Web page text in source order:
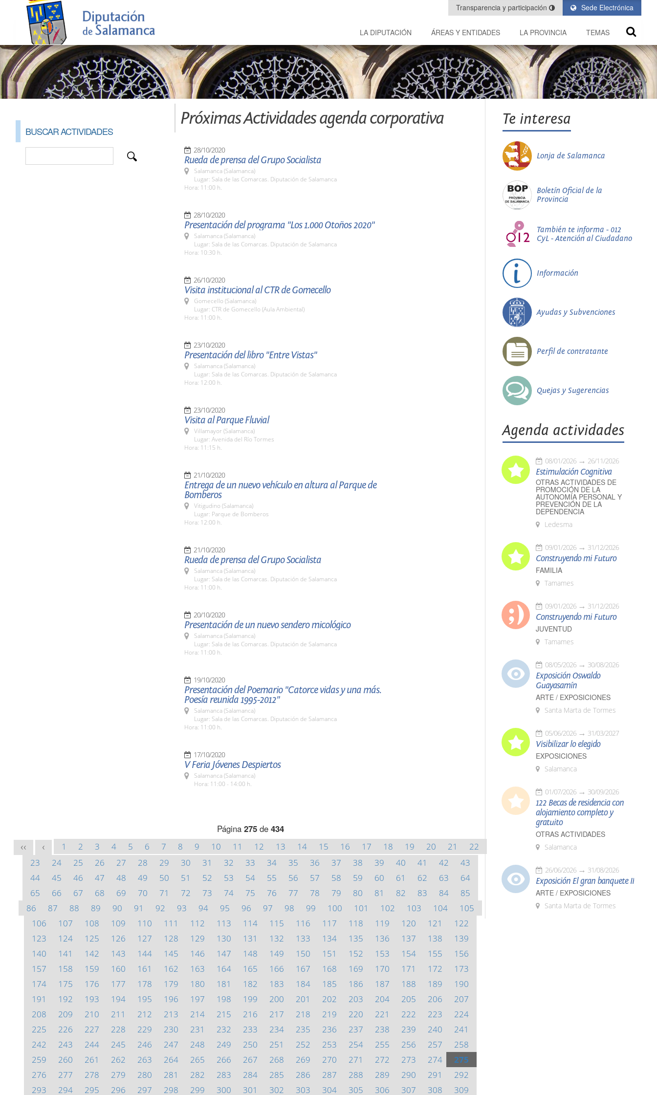
Sede Electrónica
Transparencia y participación
LA DIPUTACIÓN ÁREAS Y ENTIDADES LA PROVINCIA TEMAS
BUSCAR ACTIVIDADES
Próximas Actividades agenda corporativa
28/10/2020
Rueda de prensa del Grupo Socialista
Salamanca (Salamanca)
Lugar: Sala de las Comarcas. Diputación de Salamanca
Hora: 11:00 h.
28/10/2020
Presentación del programa "Los 1.000 Otoños 2020"
Salamanca (Salamanca)
Lugar: Sala de las Comarcas. Diputación de Salamanca
Hora: 10:30 h.
26/10/2020
Visita institucional al CTR de Gomecello
Gomecello (Salamanca)
Lugar: CTR de Gomecello (Aula Ambiental)
Hora: 11:00 h.
23/10/2020
Presentación del libro "Entre Vistas"
Salamanca (Salamanca)
Lugar: Sala de las Comarcas. Diputación de Salamanca
Hora: 12:00 h.
23/10/2020
Visita al Parque Fluvial
Villamayor (Salamanca)
Lugar: Avenida del Río Tormes
Hora: 11:15 h.
21/10/2020
Entrega de un nuevo vehículo en altura al Parque de
Bomberos
Vitigudino (Salamanca)
Lugar: Parque de Bomberos
Hora: 12:00 h.
21/10/2020
Rueda de prensa del Grupo Socialista
Salamanca (Salamanca)
Lugar: Sala de las Comarcas. Diputación de Salamanca
Hora: 11:00 h.
20/10/2020
Presentación de un nuevo sendero micológico
Salamanca (Salamanca)
Lugar: Sala de las Comarcas. Diputación de Salamanca
Hora: 11:00 h.
19/10/2020
Presentación del Poemario "Catorce vidas y una más.
Poesía reunida 1995-2012"
Salamanca (Salamanca)
Lugar: Sala de las Comarcas. Diputación de Salamanca
Hora: 11:00 h.
17/10/2020
V Feria Jóvenes Despiertos
Salamanca (Salamanca)
Hora: 11:00 - 14:00 h.
Página 275de 434
<< < 1 2 3 4 5 6 7 8 9 10 11 12 13 14 15 16 17 18 19 20 21
22
23
24 25 26 27 28 29 30 31 32 33 34 35 36 37 38 39 40 41 42
43
44
45 46 47 48 49 50 51 52 53 54 55 56 57 58 59 60 61 62 63
64
65
66 67 68 69 70 71 72 73 74 75 76 77 78 79 80 81 82 83 84
85
86
87 88 89 90 91 92 93 94 95 96 97 98 99 100 101 102 103 104
105
106
107 108 109 110 111 112 113 114 115 116 117 118 119 120 121
122
123
124 125 126 127 128 129 130 131 132 133 134 135 136 137 138
139
140
141 142 143 144 145 146 147 148 149 150 151 152 153 154 155
156
157
158 159 160 161 162 163 164 165 166 167 168 169 170 171 172
173
174
175 176 177 178 179 180 181 182 183 184 185 186 187 188 189
190
191
192 193 194 195 196 197 198 199 200 201 202 203 204 205 206
207
208
209 210 211 212 213 214 215 216 217 218 219 220 221 222 223
224
225
226 227 228 229 230 231 232 233 234 235 236 237 238 239 240
241
242
243 244 245 246 247 248 249 250 251 252 253 254 255 256 257
258
259
260 261 262 263 264 265 266 267 268 269 270 271 272 273 274
275
276
277 278 279 280 281 282 283 284 285 286 287 288 289 290 291
292
293
294 295 296 297 298 299 300 301 302 303 304 305 306 307 308 309
Te interesa
Lonja de Salamanca
Boletín Oficial de la
Provincia
También te informa - 012
CyL - Atención al Ciudadano
Información
Ayudas y Subvenciones
Perfil de contratante
Quejas y Sugerencias
Agenda actividades
08/01/2026 26/11/2026
Estimulación Cognitiva
OTRAS ACTIVIDADES DE
PROMOCIÓN DE LA
AUTONOMÍA PERSONAL Y
PREVENCIÓN DE LA
DEPENDENCIA
Ledesma
09/01/2026 31/12/2026
Construyendo mi Futuro
FAMILIA
Tamames
09/01/2026 31/12/2026
Construyendo mi Futuro
JUVENTUD
Tamames
08/05/2026 30/08/2026
Exposición Oswaldo
Guayasamín
ARTE / EXPOSICIONES
Santa Marta de Tormes
05/06/2026 31/03/2027
Visibilizar lo elegido
EXPOSICIONES
Salamanca
01/07/2026 30/09/2026
122 Becas de residencia con
alojamiento completo y
gratuito
OTRAS ACTIVIDADES
Salamanca
26/06/2026 31/08/2026
Exposición El gran banquete II
ARTE / EXPOSICIONES
Santa Marta de Tormes